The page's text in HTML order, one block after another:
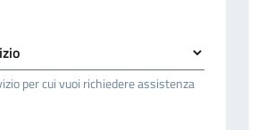
per cui vuoi richiedere assistenza